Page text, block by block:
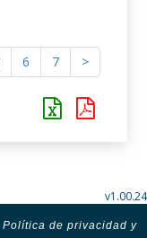
6 7 >
v1.00.24
Política de privacidad y